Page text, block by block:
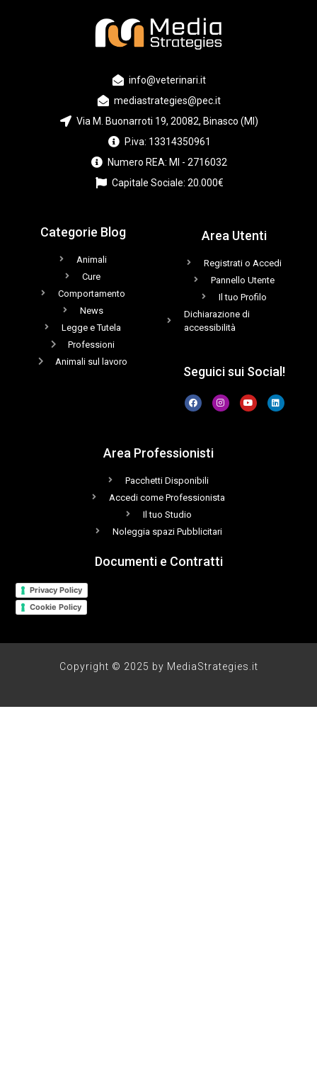
info@veterinari.it
mediastrategies@pec.it
Via M. Buonarroti 19, 20082, Binasco (MI)
P.iva: 13314350961
Numero REA: MI - 2716032
Capitale Sociale: 20.000€
Categorie Blog
Animali
Cure
Comportamento
News
Legge e Tutela
Professioni
Animali sul lavoro
Area Utenti
Registrati o Accedi
Pannello Utente
Il tuo Profilo
Dichiarazione di
accessibilità
Seguici sui Social!
Area Professionisti
Pacchetti Disponibili
Accedi come Professionista
Il tuo Studio
Noleggia spazi Pubblicitari
Documenti e Contratti
Privacy Policy
Cookie Policy
Copyright © 2025 by MediaStrategies.it